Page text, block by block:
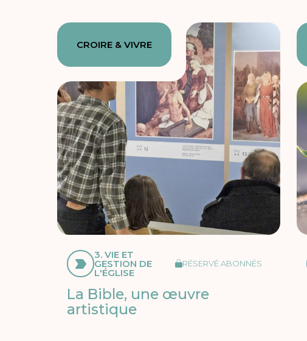
CROIRE & VIVRE
3. VIE ET
GESTION DE
L'ÉGLISE
RÉSERVÉ ABONNÉS
La Bible, une œuvre
artistique